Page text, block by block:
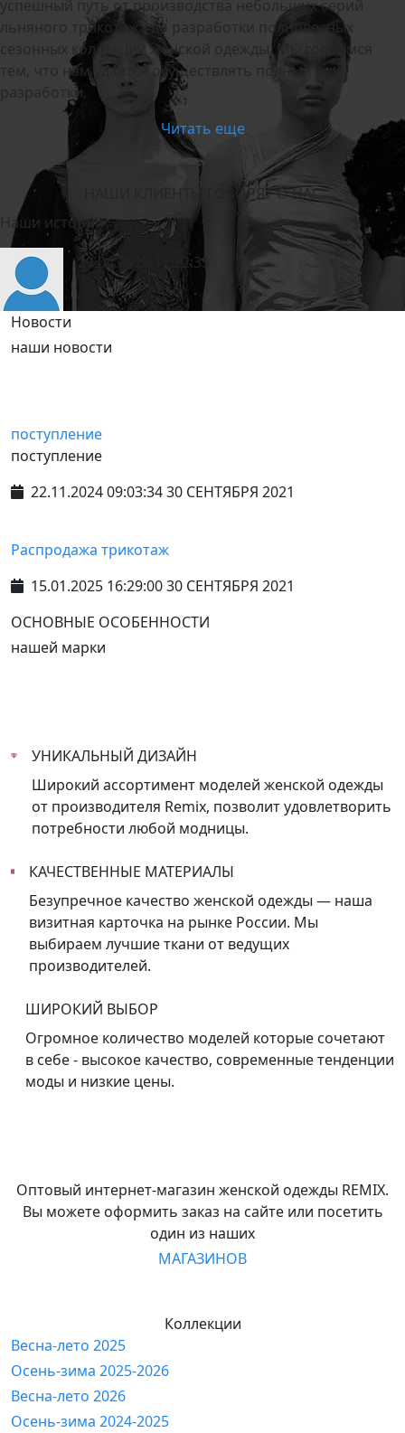
успешный путь от производства небольших серий
льняного трикотажа до разработки полновесных
сезонных коллекций женской одежды. Мы гордимся
тем, что нам удается осуществлять полный цикл
разработки,
Читать еще
НАШИ КЛИЕНТЫ ГОВОРЯТ О НАС
Наши истории
29.04.2025 11:22:35
Новости
наши новости
поступление
поступление
22.11.2024 09:03:34 30 СЕНТЯБРЯ 2021
Распродажа трикотаж
15.01.2025 16:29:00 30 СЕНТЯБРЯ 2021
ОСНОВНЫЕ ОСОБЕННОСТИ
нашей марки
УНИКАЛЬНЫЙ ДИЗАЙН
Широкий ассортимент моделей женской одежды
от производителя Remix, позволит удовлетворить
потребности любой модницы.
КАЧЕСТВЕННЫЕ МАТЕРИАЛЫ
Безупречное качество женской одежды — наша
визитная карточка на рынке России. Мы
выбираем лучшие ткани от ведущих
производителей.
ШИРОКИЙ ВЫБОР
Огромное количество моделей которые сочетают
в себе - высокое качество, современные тенденции
моды и низкие цены.
Оптовый интернет-магазин женской одежды REMIX.
Вы можете оформить заказ на сайте или посетить
один из наших
МАГАЗИНОВ
Коллекции
Весна-лето 2025
Осень-зима 2025-2026
Весна-лето 2026
Осень-зима 2024-2025